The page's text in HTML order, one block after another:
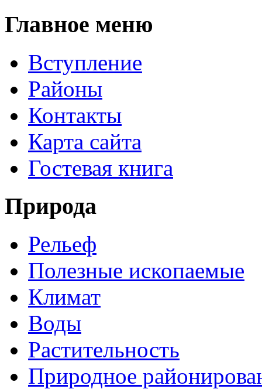
Главное меню
Вступление
Районы
Контакты
Карта сайта
Гостевая книга
Природа
Рельеф
Полезные ископаемые
Климат
Воды
Растительность
Природное